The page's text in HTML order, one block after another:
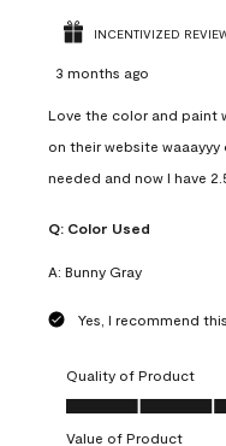
INCENTIVIZED
3 months ago
Love the color and paint
on their website
needed and now I have
Q: Color Used
A: Bunny Gray
Yes, I recommend
Quality of Product
Quality of Product, 5.0
Value of Product